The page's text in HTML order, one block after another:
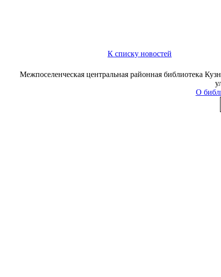
К списку новостей
Межпоселенческая центральная районная библиотека
О